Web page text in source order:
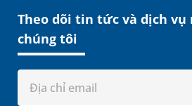
Theo dõi tin tức và dịch vụ
chúng tôi